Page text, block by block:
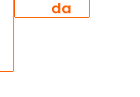
da